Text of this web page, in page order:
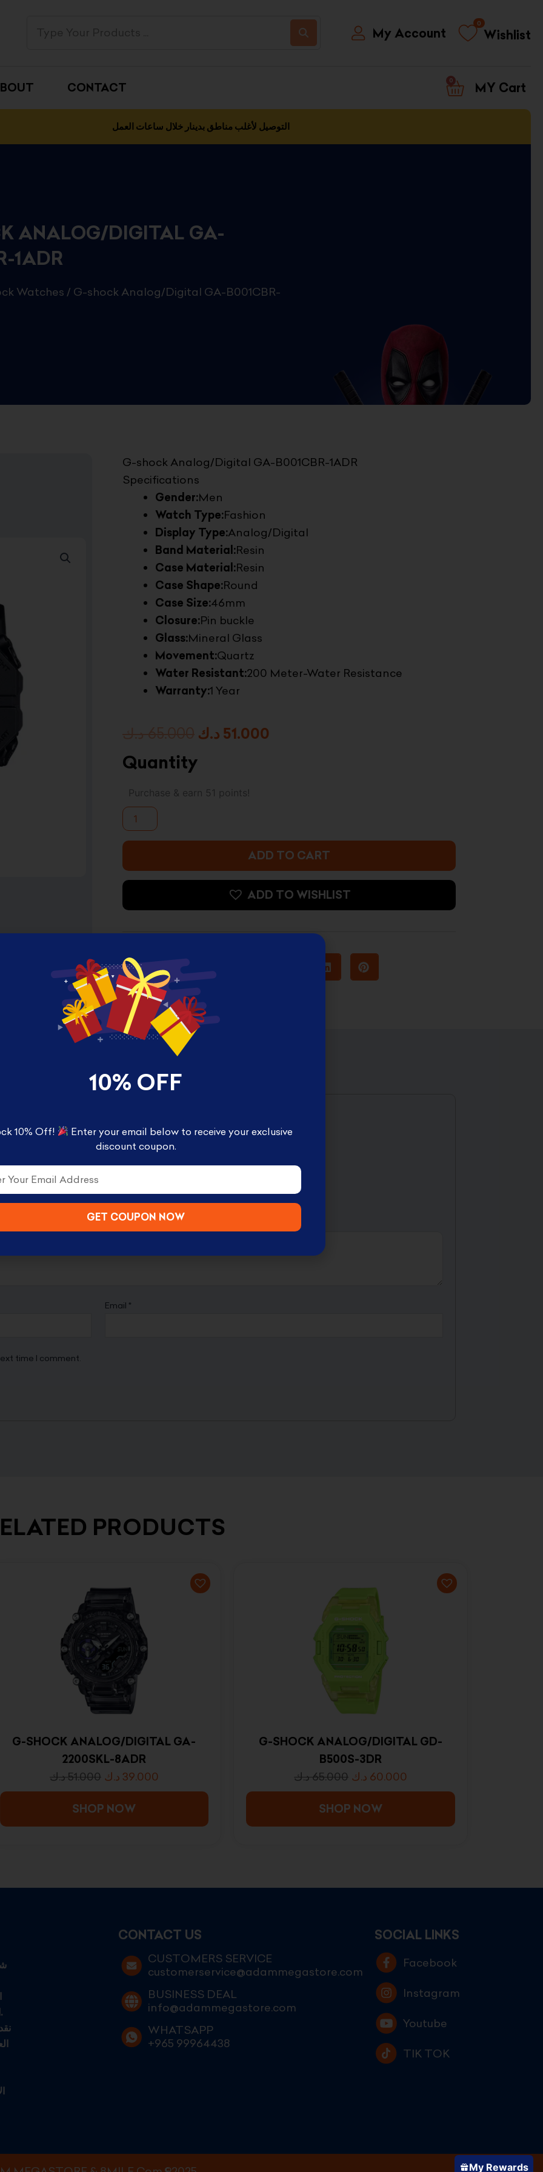
My Account Wishlist
0
CONTACT
0
CART
التوصيل لأغلب مناطق بدينار خلال ساعات العمل
ANALOG/DIGITAL GA-
1ADR
Watches / G-shock Analog/Digital GA-B001CBR-
G-shock Analog/Digital GA-B001CBR-1ADR
Specifications
Gender:Men
Watch Type:Fashion
Display Type:Analog/Digital
Band Material:Resin
Case Material:Resin
Case Shape:Round
Case Size:46mm
Closure:Pin buckle
Glass:Mineral Glass
Movement:Quartz
Water Resistant:200 Meter-Water Resistance
Warranty:1 Year
65.000 د.ك
Original
price
51.000 د.ك
Quantity
Purchase & earn 51 points!
shock
Analog/Digital
GA-
B001CBR-
1ADR
ADD TO CART
ADD TO WISHLIST
GA-B001CBR-1ADR”
fields are marked*
Email*
time I comment.
PRODUCTS
G-SHOCK ANALOG/DIGITAL GA-
2200SKL-8ADR
51.000د.ك 39.000 د.ك
SHOP NOW
G-SHOCK ANALOG/DIGITAL GD-
B500S-3DR
65.000د.ك 60.000 د.ك
SHOP NOW
الكويتيين الطموحين الساعين إلى التميز في عالم التجارة الحديثة.
CONTACT US
CUSTOMERS SERVICE
customerservice@adammegastore.com
BUSINESS DEAL
info@adammegastore.com
WHATSAPP
+965 99964438
SOCIAL LINKS
Facebook
Instagram
Youtube
TIK TOK
My Rewards
10% OFF
10% Off!
Enter your email below to receive your exclusive
discount coupon.
GET COUPON NOW